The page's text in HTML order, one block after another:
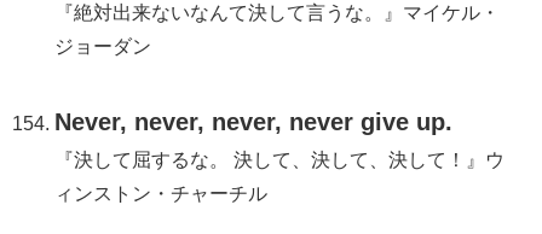
『絶対出来ないなんて決して言うな。』マイケル・
ジョーダン
Never, never, never, never give up.
『決して屈するな。 決して、決して、決して！』ウ
ィンストン・チャーチル